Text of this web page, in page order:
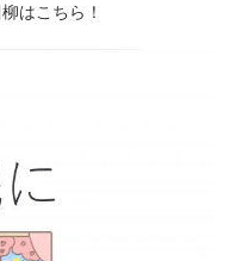
はこちら！